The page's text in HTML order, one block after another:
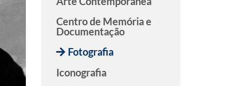
SERROTE
VER TODOSCentro de Memória e
Documentação
Fotografia
Iconografia